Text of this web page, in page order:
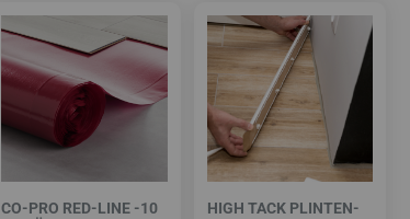
CO-PRO RED-LINE -10
HIGH TACK PLINTEN-